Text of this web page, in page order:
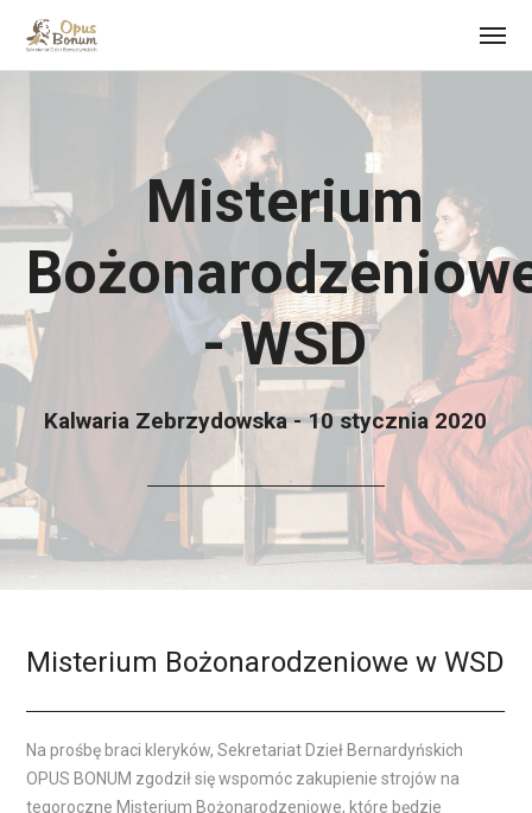
Misterium
- WSD
Kalwaria Zebrzydowska - 10 stycznia 2020
Misterium Bożonarodzeniowe w WSD
Na prośbę braci kleryków, Sekretariat Dzieł Bernardyńskich
OPUS BONUM zgodził się wspomóc zakupienie strojów na
tegoroczne Misterium Bożonarodzeniowe, które będzie